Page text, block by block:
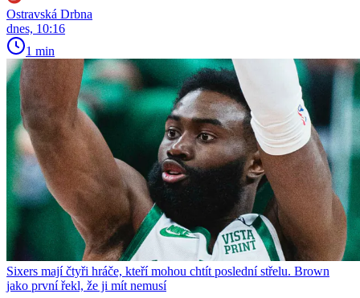
Ostravská Drbna
dnes, 10:16
1 min
Sixers mají čtyři hráče, kteří mohou chtít poslední střelu. Brown
jako první řekl, že ji mít nemusí